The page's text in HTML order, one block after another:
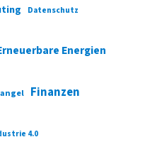
Datenschutz
Energien
Finanzen
4.0